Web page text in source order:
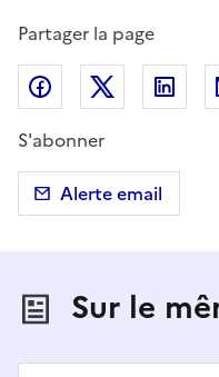
Partager la page
Partager surPartager
S'abonner
Alerte email
Sur le